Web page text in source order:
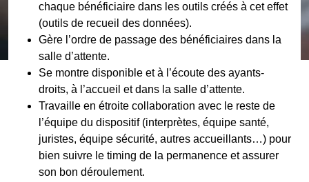
chaque bénéficiaire dans les outils créés à cet effet
(outils de recueil des données).
Gère l’ordre de passage des bénéficiaires dans la
salle d’attente.
Se montre disponible et à l’écoute des ayants-
droits, à l’accueil et dans la salle d’attente.
Travaille en étroite collaboration avec le reste de
l’équipe du dispositif (interprètes, équipe santé,
juristes, équipe sécurité, autres accueillants…) pour
bien suivre le timing de la permanence et assurer
son bon déroulement.